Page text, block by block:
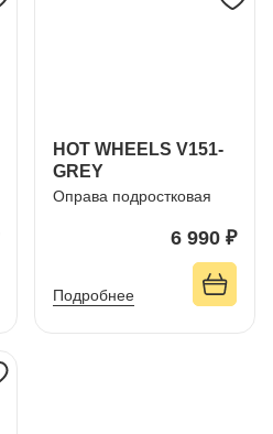
HOT WHEELS V151-
GREY
Оправа подростковая
6 990 ₽
Подробнее